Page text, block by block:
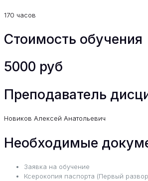
170 часов
Стоимость обучения
5000 руб
Преподаватель
Новиков Алексей Анатольевич
Необходимые
Заявка на обучение
Ксерокопия паспорта (Первый